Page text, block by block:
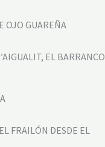
OJO GUAREÑA
EL BARRANCO
FRAILÓN DESDE EL